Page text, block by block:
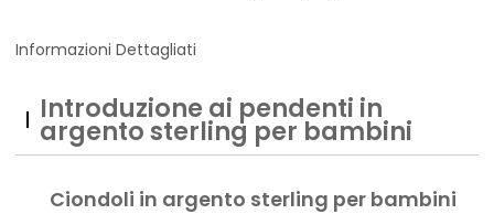
Informazioni Dettagliati
Introduzione ai pendenti in
argento sterling per bambini
Ciondoli in argento sterling per bambini